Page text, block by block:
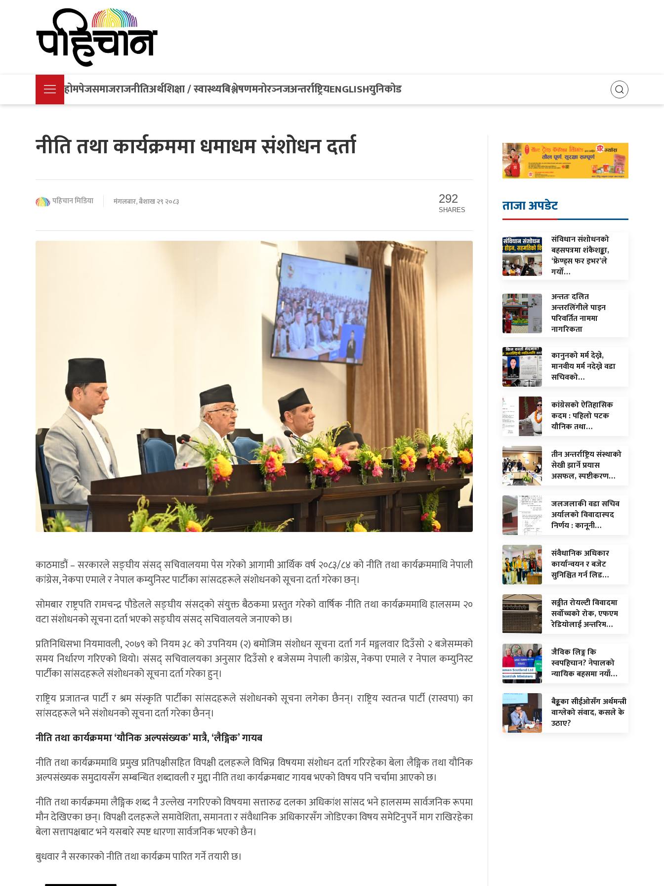
होमपेजसमाजराजनीतिअर्थशिक्षा / स्वास्थ्यबिश्लेषणमनोरञ्नजअन्तर्राष्ट्रियENGLISHयुनिकोड
नीति तथा कार्यक्रममा धमाधम संशोधन दर्ता
पहिचान मिडिया मंगलबार, बैशाख २९ २०८३ 292
SHARES
काठमाडौं – सरकारले सङ्घीय संसद् सचिवालयमा पेस गरेको आगामी आर्थिक वर्ष २०८३/८४ को नीति तथा कार्यक्रममाथि नेपाली
कांग्रेस, नेकपा एमाले र नेपाल कम्युनिस्ट पार्टीका सांसदहरूले संशोधनको सूचना दर्ता गरेका छन्।
सोमबार राष्ट्रपति रामचन्द्र पौडेलले सङ्घीय संसद्को संयुक्त बैठकमा प्रस्तुत गरेको वार्षिक नीति तथा कार्यक्रममाथि हालसम्म २०
वटा संशोधनको सूचना दर्ता भएको सङ्घीय संसद् सचिवालयले जनाएको छ।
प्रतिनिधिसभा नियमावली, २०७९ को नियम ३८ को उपनियम (२) बमोजिम संशोधन सूचना दर्ता गर्न मङ्गलवार दिउँसो २ बजेसम्मको
समय निर्धारण गरिएको थियो। संसद् सचिवालयका अनुसार दिउँसो १ बजेसम्म नेपाली कांग्रेस, नेकपा एमाले र नेपाल कम्युनिस्ट
पार्टीका सांसदहरूले संशोधनको सूचना दर्ता गरेका हुन्।
राष्ट्रिय प्रजातन्त्र पार्टी र श्रम संस्कृति पार्टीका सांसदहरूले संशोधनको सूचना लगेका छैनन्। राष्ट्रिय स्वतन्त्र पार्टी (रास्वपा) का
सांसदहरूले भने संशोधनको सूचना दर्ता गरेका छैनन्।
नीति तथा कार्यक्रममा ‘यौनिक अल्पसंख्यक’ मात्रै, ‘लैङ्गिक’ गायब
नीति तथा कार्यक्रममाथि प्रमुख प्रतिपक्षीसहित विपक्षी दलहरूले विभिन्न विषयमा संशोधन दर्ता गरिरहेका बेला लैङ्गिक तथा यौनिक
अल्पसंख्यक समुदायसँग सम्बन्धित शब्दावली र मुद्दा नीति तथा कार्यक्रमबाट गायब भएको विषय पनि चर्चामा आएको छ।
नीति तथा कार्यक्रममा लैङ्गिक शब्द नै उल्लेख नगरिएको विषयमा सत्तारुढ दलका अधिकांश सांसद भने हालसम्म सार्वजनिक रूपमा
मौन देखिएका छन्। विपक्षी दलहरूले समावेशिता, समानता र संवैधानिक अधिकारसँग जोडिएका विषय समेटिनुपर्ने माग राखिरहेका
बेला सत्तापक्षबाट भने यसबारे स्पष्ट धारणा सार्वजनिक भएको छैन।
बुधवार नै सरकारको नीति तथा कार्यक्रम पारित गर्ने तयारी छ।
ताजा अपडेट
संविधान संशोधनको
बहसपत्रमा शंकैशङ्का,
‘फ्रेण्ड्स फर इभर’ले
गर्यो…
अन्ततः दलित
अन्तरलिंगीले पाइन
परिवर्तित नाममा
नागरिकता
कानुनको मर्म देख्ने,
मानवीय मर्म नदेख्ने वडा
सचिवको…
कांग्रेसको ऐतिहासिक
कदम : पहिलो पटक
यौनिक तथा…
तीन अन्तर्राष्ट्रिय संस्थाको
सेखी झार्ने प्रयास
असफल, स्पष्टीकरण…
जलजलाकी वडा सचिव
अर्यालको विवादास्पद
निर्णय : कानूनी…
संवैधानिक अधिकार
कार्यान्वयन र बजेट
सुनिश्चित गर्न लिड…
सङ्गीत रोयल्टी विवादमा
सर्वोच्चको रोक, एफएम
रेडियोलाई अन्तरिम…
जैविक लिङ्ग कि
स्वपहिचान? नेपालको
न्यायिक बहसमा नयाँ…
बैङ्कका सीईओसँग अर्थमन्त्री
वाग्लेको संवाद, कसले के
उठाए?